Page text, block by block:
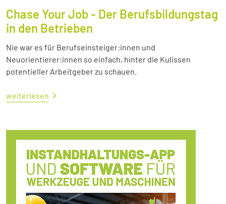
Chase Your Job - Der Berufsbildungstag
in den Betrieben
Nie war es für Berufseinsteiger:innen und
Neuorientierer:innen so einfach, hinter die Kulissen
potentieller Arbeitgeber zu schauen.
weiterlesen